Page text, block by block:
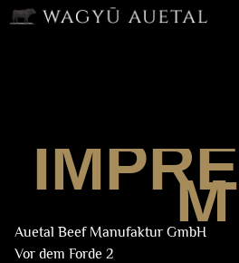
M
Auetal Beef Manufaktur GmbH
Vor dem Forde 2